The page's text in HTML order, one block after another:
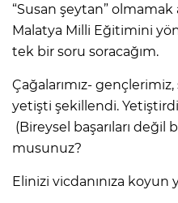
“Susan şeytan” olmamak
Malatya Milli Eğitimini
tek bir soru soracağım.
Çağalarımız-
yetişti şekillendi.
(Bireysel başarıları
musunuz?
Elinizi vicdanınıza koyun